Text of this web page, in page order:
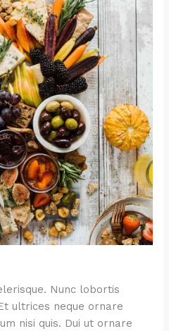
Nunc lobortis
ultrices neque ornare
nisi quis. Dui ut ornare